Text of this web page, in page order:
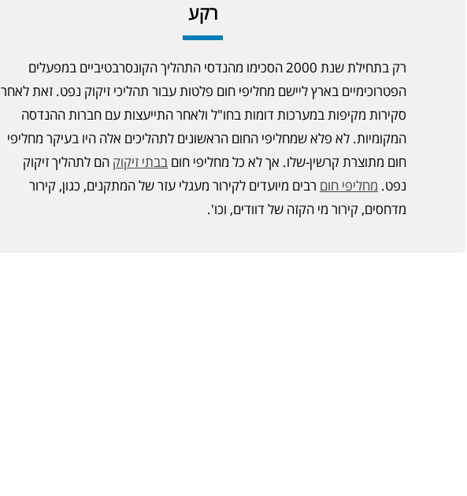
רקע
רק בתחילת שנת 2000 הסכימו מהנדסי התהליך הקונסרבטיביים במפעלים
הפטרוכימיים בארץ ליישם מחליפי חום פלטות עבור תהליכי זיקוק נפט. זאת לאחר
סקירות מקיפות במערכות דומות בחו"ל ולאחר התייעצות עם חברות ההנדסה
המקומיות. לא פלא שמחליפי החום הראשונים לתהליכים אלה היו בעיקר מחליפי
חום מתוצרת קרשין-שלו. אך לא כל מחליפי חוםבבתי זיקוק הם לתהליך זיקוק
נפט. מחליפי חום רבים מיועדים לקירור מעגלי עזר של המתקנים, כגון, קירור
מדחסים, קירור מי הקזה של דוודים, וכו'.